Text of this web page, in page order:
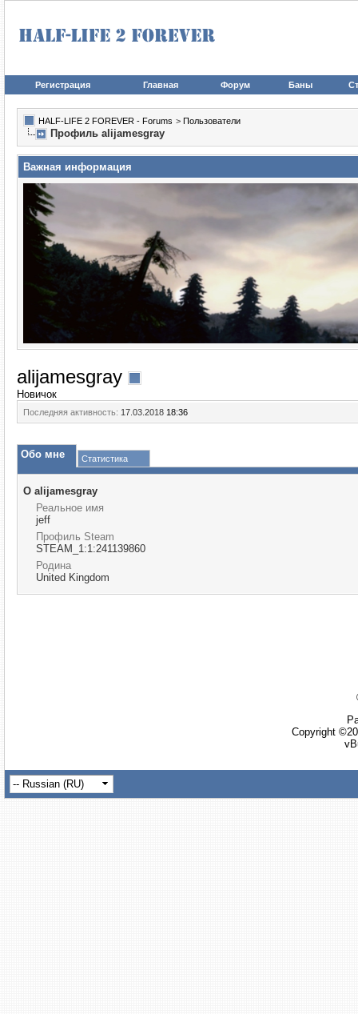
Регистрация Главная Форум Баны
HALF-LIFE 2 FOREVER - Forums > Пользователи
Профиль alijamesgray
Важная информация
alijamesgray
Новичок
Последняя активность: 17.03.2018 18:36
Обо мне Статистика
О alijamesgray
Реальное имя
jeff
Профиль Steam
STEAM_1:1:241139860
Родина
United Kingdom
Copyright